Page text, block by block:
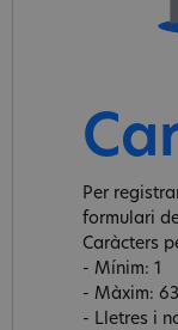
Per
formulari
Caràcters
- Mínim: 1
- Màxim: 63
- Lletres i